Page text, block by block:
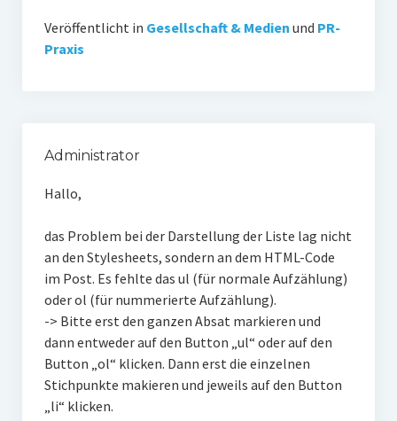
Veröffentlicht in Gesellschaft & Medien und PR-
Praxis
Administrator
Hallo,
das Problem bei der Darstellung der Liste lag nicht
an den Stylesheets, sondern an dem HTML-Code
im Post. Es fehlte das ul (für normale Aufzählung)
oder ol (für nummerierte Aufzählung).
-> Bitte erst den ganzen Absat markieren und
dann entweder auf den Button „ul“ oder auf den
Button „ol“ klicken. Dann erst die einzelnen
Stichpunkte makieren und jeweils auf den Button
„li“ klicken.